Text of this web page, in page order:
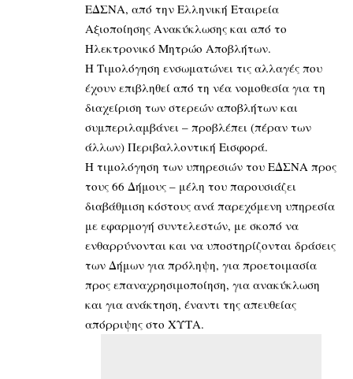
ΕΔΣΝΑ, από την Ελληνική Εταιρεία
Αξιοποίησης Ανακύκλωσης και από το
Ηλεκτρονικό Μητρώο Αποβλήτων.
Η Τιμολόγηση ενσωματώνει τις αλλαγές που
έχουν επιβληθεί από τη νέα νομοθεσία για τη
διαχείριση των στερεών αποβλήτων και
συμπεριλαμβάνει – προβλέπει (πέραν των
άλλων) Περιβαλλοντική Εισφορά.
Η τιμολόγηση των υπηρεσιών του ΕΔΣΝΑ προς
τους 66 Δήμους – μέλη του παρουσιάζει
διαβάθμιση κόστους ανά παρεχόμενη υπηρεσία
με εφαρμογή συντελεστών, με σκοπό να
ενθαρρύνονται και να υποστηρίζονται δράσεις
των Δήμων για πρόληψη, για προετοιμασία
προς επαναχρησιμοποίηση, για ανακύκλωση
και για ανάκτηση, έναντι της απευθείας
απόρριψης στο ΧΥΤΑ.